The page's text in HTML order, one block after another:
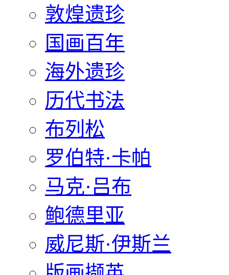
敦煌遗珍
国画百年
海外遗珍
历代书法
布列松
罗伯特·卡帕
马克·吕布
鲍德里亚
威尼斯·伊斯兰